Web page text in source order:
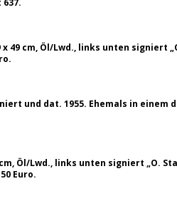
49 cm, Öl/Lwd., links unten signiert
und dat. 1955. Ehemals in einem
Öl/Lwd., links unten signiert „O.
Euro.